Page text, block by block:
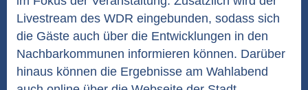
Livestream des WDR eingebunden, sodass sich
die Gäste auch über die Entwicklungen in den
Nachbarkommunen informieren können. Darüber
hinaus können die Ergebnisse am Wahlabend